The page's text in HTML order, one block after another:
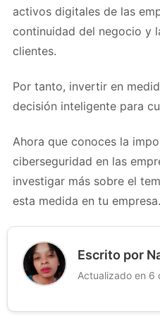
activos digitales de las
continuidad del negocio y
clientes.
Por tanto, invertir en
decisión inteligente para
Ahora que conoces la
ciberseguridad en las
investigar más sobre el
esta medida en tu empresa.
Escrito por
Actualizado en 6